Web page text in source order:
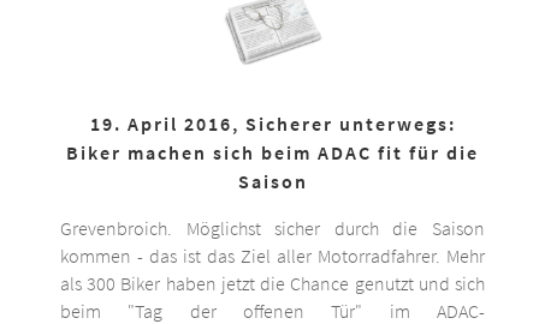
19. April 2016, Sicherer unterwegs:
Biker machen sich beim ADAC fit für die
Saison
Grevenbroich. Möglichst sicher durch die Saison
kommen - das ist das Ziel aller Motorradfahrer. Mehr
als 300 Biker haben jetzt die Chance genutzt und sich
beim "Tag der offenen Tür" im ADAC-